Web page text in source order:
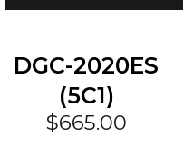
DGC-2020ES
(5C1)
$665.00